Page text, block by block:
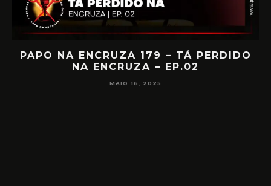
PAPO NA ENCRUZA 179 – TÁ PERDIDO
NA ENCRUZA – EP.02
MAIO 16, 2025